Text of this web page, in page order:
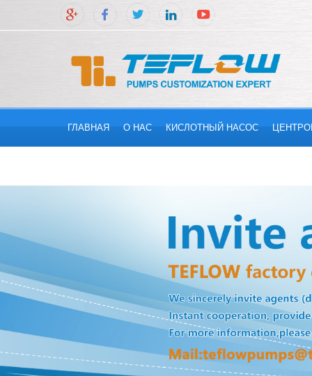
ГЛАВНАЯ О НАС КИСЛОТНЫЙ НАСОС